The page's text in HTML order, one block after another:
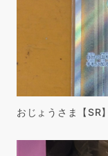
おじょうさま【SR】